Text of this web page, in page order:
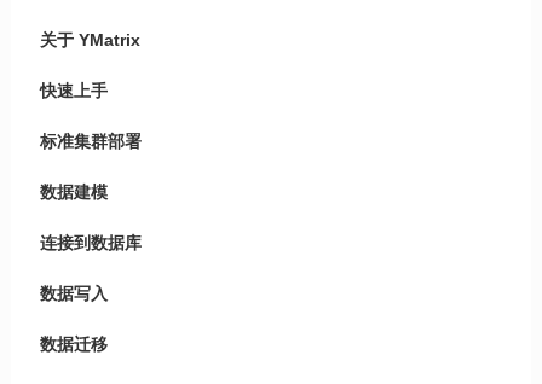
关于 YMatrix
快速上手
标准集群部署
数据建模
连接到数据库
数据写入
数据迁移